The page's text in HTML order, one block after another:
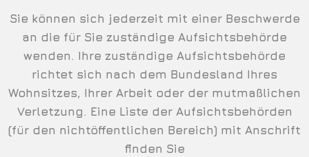
Sie können sich jederzeit mit einer Beschwerde
an die für Sie zuständige Aufsichtsbehörde
wenden. Ihre zuständige Aufsichtsbehörde
richtet sich nach dem Bundesland Ihres
Wohnsitzes, Ihrer Arbeit oder der mutmaßlichen
Verletzung. Eine Liste der Aufsichtsbehörden
(für den nichtöffentlichen Bereich) mit Anschrift
finden Sie